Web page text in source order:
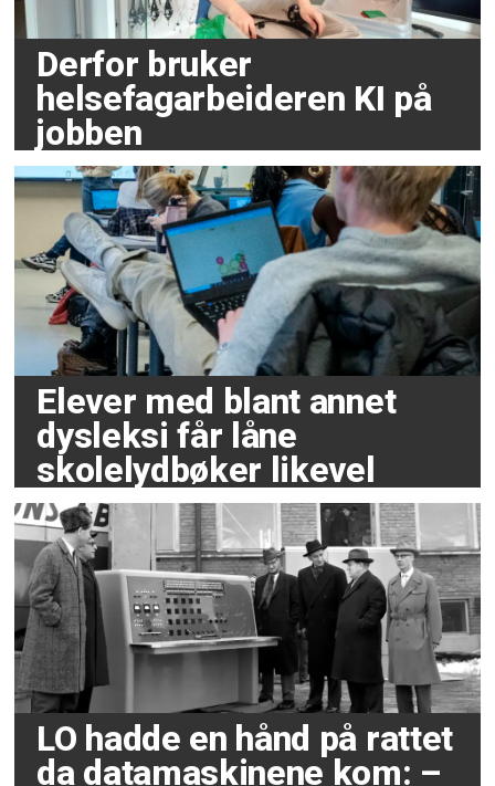
Derfor bruker
helsefagarbeideren KI på
jobben
Elever med blant annet
dysleksi får låne
skolelydbøker likevel
LO hadde en hånd på rattet
da datamaskinene kom: –